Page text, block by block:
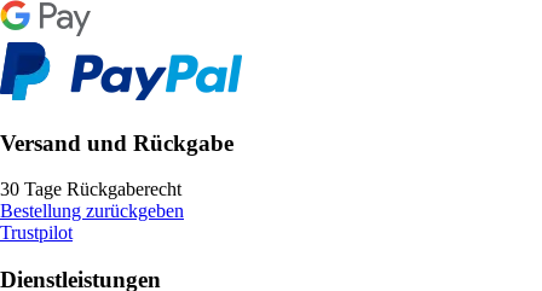
Versand und Rückgabe
30 Tage Rückgaberecht
Bestellung zurückgeben
Trustpilot
Dienstleistungen